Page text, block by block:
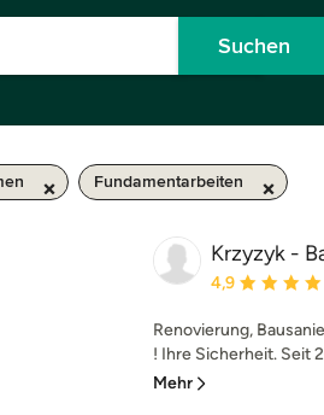
Suchen
Fundamentarbeiten
Krzyzyk -
4,9
Renovierung,
! Ihre Sicherheit. Seit
Mehr